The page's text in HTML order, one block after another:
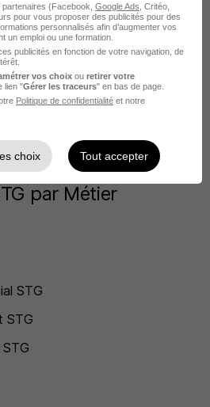
chez STG
par Métier
STG
STG
partenaires (Facebook, Google Ads , Critéo,
pour vous proposer des publicités pour des
personnalisés afin d’augmenter vos
un emploi ou une formation.
publicités en fonction de votre navigation, de
vos choix ou retirer votre
lien "Gérer les traceurs" en bas de page.
Politique de confidentialité et notre
choix Tout accepter